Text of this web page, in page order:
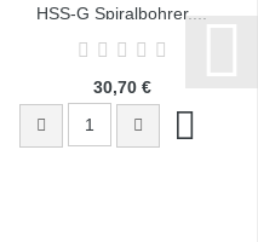
HSS-G Spiralbohrer,...
30,70 €